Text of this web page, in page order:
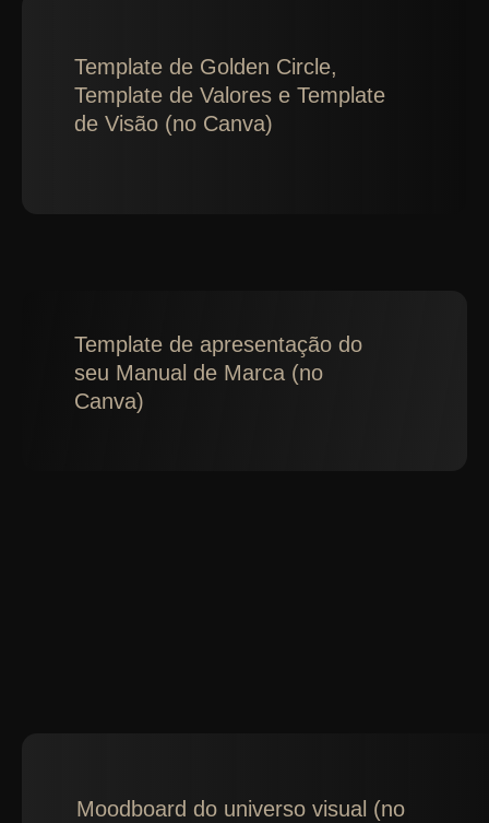
Template de Golden Circle,
Template de Valores e Template
de Visão (no Canva)
Template de apresentação do
seu Manual de Marca (no
Canva)
Moodboard do universo visual (no